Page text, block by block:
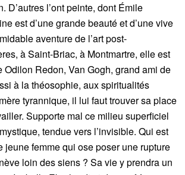
l’ont peinte, dont Émile
est d’une grande beauté et d’une vive
aventure de l’art post-
à Saint-Briac, à Montmartre, elle est
Redon, Van Gogh, grand ami de
à la théosophie, aux spiritualités
tyrannique, il lui faut trouver sa place
Supporte mal ce milieu superficiel
tendue vers l’invisible. Qui est
femme qui ose poser une rupture
loin des siens ? Sa vie y prendra un